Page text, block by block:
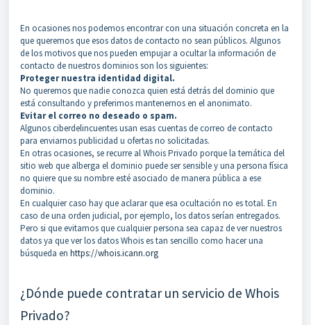
En ocasiones nos podemos encontrar con una situación concreta en la
que queremos que esos datos de contacto no sean públicos. Algunos
de los motivos que nos pueden empujar a ocultar la información de
contacto de nuestros dominios son los siguientes:
Proteger nuestra identidad digital.
No queremos que nadie conozca quien está detrás del dominio que
está consultando y preferimos mantenernos en el anonimato.
Evitar el correo no deseado o spam.
Algunos ciberdelincuentes usan esas cuentas de correo de contacto
para enviarnos publicidad u ofertas no solicitadas.
En otras ocasiones, se recurre al Whois Privado porque la temática del
sitio web que alberga el dominio puede ser sensible y una persona física
no quiere que su nombre esté asociado de manera pública a ese
dominio.
En cualquier caso hay que aclarar que esa ocultación no es total. En
caso de una orden judicial, por ejemplo, los datos serían entregados.
Pero si que evitamos que cualquier persona sea capaz de ver nuestros
datos ya que ver los datos Whois es tan sencillo como hacer una
búsqueda en https://whois.icann.org
¿Dónde puede contratar un servicio de Whois
Privado?